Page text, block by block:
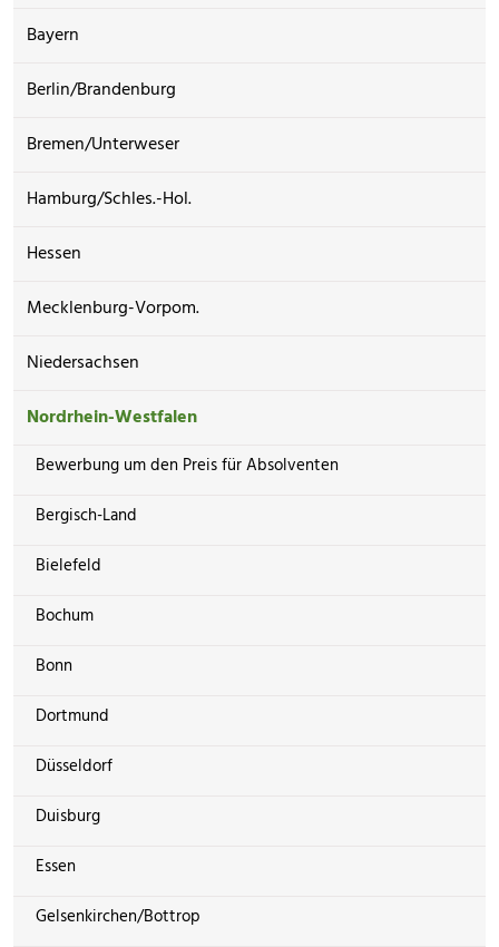
Bayern
Berlin/Brandenburg
Bremen/Unterweser
Hamburg/Schles.-Hol.
Hessen
Mecklenburg-Vorpom.
Niedersachsen
Nordrhein-Westfalen
Bewerbung um den Preis für Absolventen
Bergisch-Land
Bielefeld
Bochum
Bonn
Dortmund
Düsseldorf
Duisburg
Essen
Gelsenkirchen/Bottrop